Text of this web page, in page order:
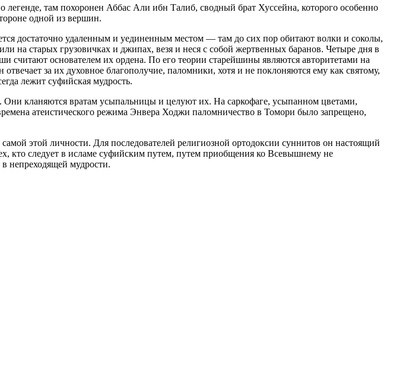
там похоронен Аббас Али ибн Талиб, сводный брат Хуссейна, которого особенно
одной из вершин.
достаточно удаленным и уединенным местом — там до сих пор обитают волки и соколы,
на старых грузовичках и джипах, везя и неся с собой жертвенных баранов. Четыре дня в
считают основателем их ордена. По его теории старейшины являются авторитетами на
за их духовное благополучие, паломники, хотя и не поклоняются ему как святому,
лежит суфийская мудрость.
кланяются вратам усыпальницы и целуют их. На саркофаге, усыпанном цветами,
атеистического режима Энвера Ходжи паломничество в Томори было запрещено,
этой личности. Для последователей религиозной ортодоксии суннитов он настоящий
кто следует в исламе суфийским путем, путем приобщения ко Всевышнему не
непреходящей мудрости.